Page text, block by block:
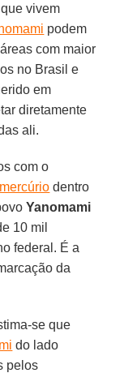
que vivem
podem
com maior
no Brasil e
em
diretamente
ali.
com o
dentro
Yanomami
10 mil
federal. É a
da
se que
do lado
pelos